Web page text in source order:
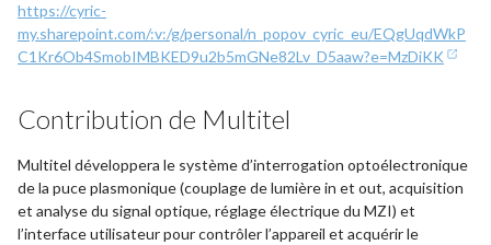
https://cyric-
my.sharepoint.com/:v:/g/personal/n_popov_cyric_eu/EQgUqdWkP
C1Kr6Ob4SmobIMBKED9u2b5mGNe82Lv_D5aaw?e=MzDiKK
Contribution de Multitel
Multitel développera le système d’interrogation optoélectronique
de la puce plasmonique (couplage de lumière in et out, acquisition
et analyse du signal optique, réglage électrique du MZI) et
l’interface utilisateur pour contrôler l’appareil et acquérir le